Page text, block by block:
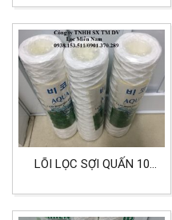
LỌC 0.5 MICRON CHẤT
LIỆU PP
LÕI LỌC SỢI QUẤN 10
AQUA